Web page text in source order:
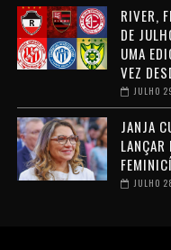
RIVER,
DE
UMA
VEZ
JULHO
JANJA
LANÇAR
JULHO